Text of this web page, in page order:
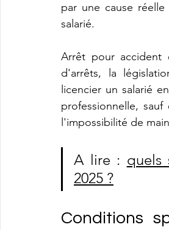
par une cause
salarié.
Arrêt pour accident
d'arrêts, la
licencier un salarié
professionnelle,
l'impossibilité de
A lire : quels
2025 ?
Conditions